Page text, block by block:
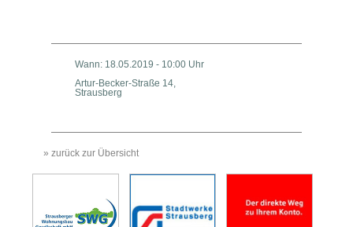
Wann: 18.05.2019 - 10:00 Uhr
Artur-Becker-Straße 14,
Strausberg
» zurück zur Übersicht